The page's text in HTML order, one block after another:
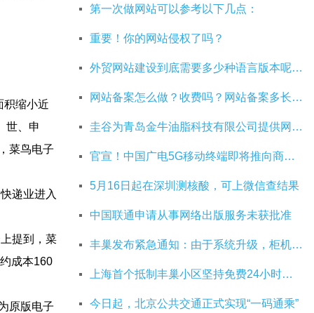
积缩小近
世、申
菜鸟电子
递业进入
提到，菜
160 
原版电子
第一次做网站可以参考以下几点：
重要！你的网站侵权了吗？
外贸网站建设到底需要多少种语言版本呢？40种语言的网站建设有必要吗？
网站备案怎么做？收费吗？网站备案多长时间能成功呢？
圭谷为青岛金牛油脂科技有限公司提供网站搭建定制服务
官宣！中国广电5G移动终端即将推向商用市场
5月16日起在深圳测核酸，可上微信查结果
中国联通申请从事网络出版服务未获批准
丰巢发布紧急通知：由于系统升级，柜机寄件服务北京双向关停
上海首个抵制丰巢小区坚持免费24小时：继续协商，正在自建快递中转站
今日起，北京公共交通正式实现“一码通乘”